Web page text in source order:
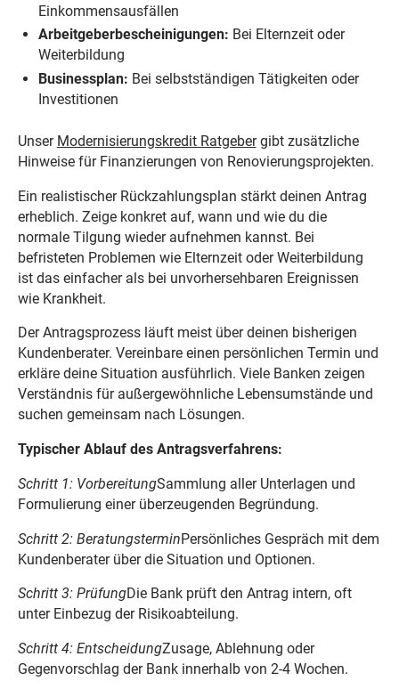
Einkommensausfällen
Arbeitgeberbescheinigungen: Bei Elternzeit oder
Weiterbildung
Businessplan: Bei selbstständigen Tätigkeiten oder
Investitionen
Unser Modernisierungskredit Ratgebergibt zusätzliche
Hinweise für Finanzierungen von Renovierungsprojekten.
Ein realistischer Rückzahlungsplan stärkt deinen Antrag
erheblich. Zeige konkret auf, wann und wie du die
normale Tilgung wieder aufnehmen kannst. Bei
befristeten Problemen wie Elternzeit oder Weiterbildung
ist das einfacher als bei unvorhersehbaren Ereignissen
wie Krankheit.
Der Antragsprozess läuft meist über deinen bisherigen
Kundenberater. Vereinbare einen persönlichen Termin und
erkläre deine Situation ausführlich. Viele Banken zeigen
Verständnis für außergewöhnliche Lebensumstände und
suchen gemeinsam nach Lösungen.
Typischer Ablauf des Antragsverfahrens:
Schritt 1: VorbereitungSammlung aller Unterlagen und
Formulierung einer überzeugenden Begründung.
Schritt 2: BeratungsterminPersönliches Gespräch mit dem
Kundenberater über die Situation und Optionen.
Schritt 3: PrüfungDie Bank prüft den Antrag intern, oft
unter Einbezug der Risikoabteilung.
Schritt 4: EntscheidungZusage, Ablehnung oder
Gegenvorschlag der Bank innerhalb von 2-4 Wochen.